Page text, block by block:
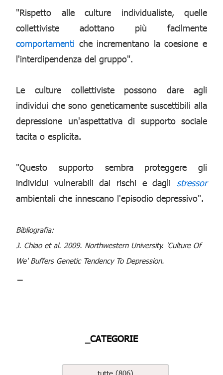
"Rispetto alle culture individualiste, quelle
collettiviste adottano più facilmente
comportamenti che incrementano la coesione e
l'interdipendenza del gruppo".
Le culture collettiviste possono dare agli
individui che sono geneticamente suscettibili alla
depressione un'aspettativa di supporto sociale
tacita o esplicita.
"Questo supporto sembra proteggere gli
individui vulnerabili dai rischi e dagli stressor
ambientali che innescano l'episodio depressivo".
Bibliografia:
J. Chiao et al. 2009. Northwestern University. 'Culture Of
We' Buffers Genetic Tendency To Depression.
_CATEGORIE
tutte (806)